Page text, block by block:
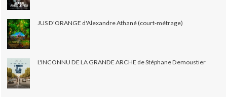
JUS D'ORANGE d'Alexandre Athané (court-métrage)
L'INCONNU DE LA GRANDE ARCHE de Stéphane Demoustier